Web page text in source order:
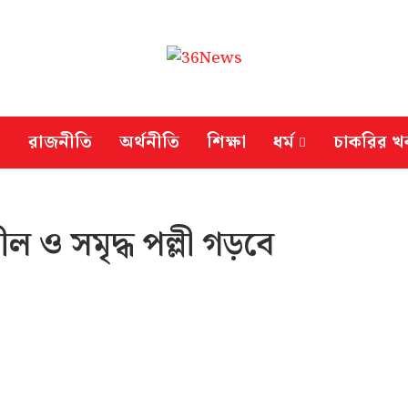
রাজনীতি অর্থনীতি শিক্ষা ধর্ম চাকরির
সমৃদ্ধ পল্লী গড়বে